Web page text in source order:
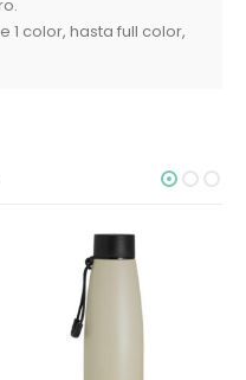
1 color, hasta full color,